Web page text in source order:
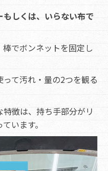
しくは、いらない布で
でボンネットを固定し
て汚れ・量の2つを観る
徴は、持ち手部分がリ
います。